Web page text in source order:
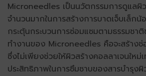
Microneedles เป็นนวัตกรรมการดูแลผิว
จำนวนมากในการสร้างการบาดเจ็บเล็ก
กระตุ้นกระบวนการซ่อมแซมตามธรรมชา
ทำงานของ Microneedles คือจะสร้าง
ซึ่งไม่เพียงช่วยให้ผิวสร้างคอลลาเจนให
ประสิทธิภาพในการซึมซาบของสารบำรุง